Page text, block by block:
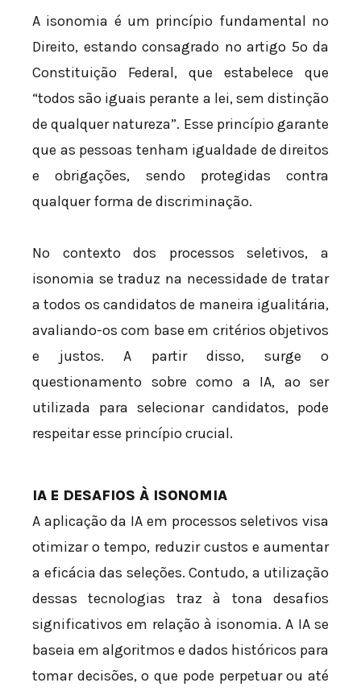
A isonomia é um princípio fundamental no
Direito, estando consagrado no artigo 5º da
Constituição Federal, que estabelece que
“todos são iguais perante a lei, sem distinção
de qualquer natureza”. Esse princípio garante
que as pessoas tenham igualdade de direitos
e obrigações, sendo protegidas contra
qualquer forma de discriminação.
No contexto dos processos seletivos, a
isonomia se traduz na necessidade de tratar
a todos os candidatos de maneira igualitária,
avaliando-os com base em critérios objetivos
e justos. A partir disso, surge o
questionamento sobre como a IA, ao ser
utilizada para selecionar candidatos, pode
respeitar esse princípio crucial.
IA E DESAFIOS À ISONOMIA
A aplicação da IA em processos seletivos visa
otimizar o tempo, reduzir custos e aumentar
a eficácia das seleções. Contudo, a utilização
dessas tecnologias traz à tona desafios
significativos em relação à isonomia. A IA se
baseia em algoritmos e dados históricos para
tomar decisões, o que pode perpetuar ou até